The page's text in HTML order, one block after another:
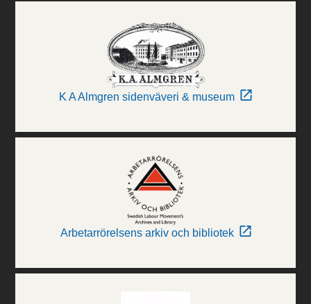
K A Almgren sidenväveri & museum
Arbetarrörelsens arkiv och bibliotek